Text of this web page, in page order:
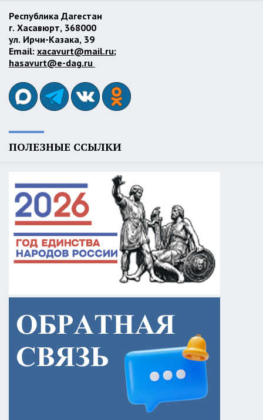
Республика Дагестан
г. Хасавюрт, 368000
ул. Ирчи-Казака, 39
Email: xacavurt@mail.ru;
hasavurt@e-dag.ru
ПОЛЕЗНЫЕ ССЫЛКИ